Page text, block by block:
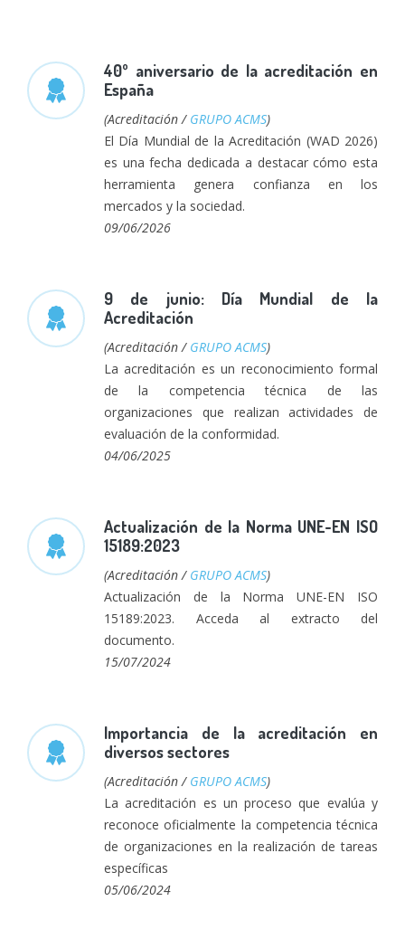
40º aniversario de la acreditación en
España
(Acreditación / GRUPO ACMS)
El Día Mundial de la Acreditación (WAD 2026)
es una fecha dedicada a destacar cómo esta
herramienta genera confianza en los
mercados y la sociedad.
09/06/2026
9 de junio: Día Mundial de la
Acreditación
(Acreditación / GRUPO ACMS)
La acreditación es un reconocimiento formal
de la competencia técnica de las
organizaciones que realizan actividades de
evaluación de la conformidad.
04/06/2025
Actualización de la Norma UNE-EN ISO
15189:2023
(Acreditación / GRUPO ACMS)
Actualización de la Norma UNE-EN ISO
15189:2023. Acceda al extracto del
documento.
15/07/2024
Importancia de la acreditación en
diversos sectores
(Acreditación / GRUPO ACMS)
La acreditación es un proceso que evalúa y
reconoce oficialmente la competencia técnica
de organizaciones en la realización de tareas
específicas
05/06/2024